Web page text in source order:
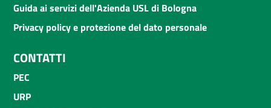
Guida ai servizi dell'Azienda USL di Bologna
Privacy policy e protezione del dato personale
CONTATTI
PEC
URP